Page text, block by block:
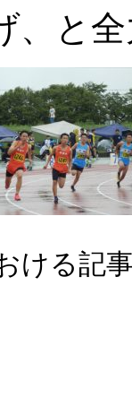
、と
ける記